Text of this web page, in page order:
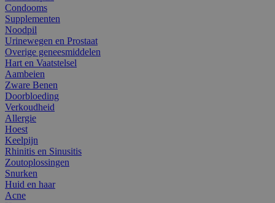
Condooms
Supplementen
Noodpil
Urinewegen en Prostaat
Overige geneesmiddelen
Hart en Vaatstelsel
Aambeien
Zware Benen
Doorbloeding
Verkoudheid
Allergie
Hoest
Keelpijn
Rhinitis en Sinusitis
Zoutoplossingen
Snurken
Huid en haar
Acne